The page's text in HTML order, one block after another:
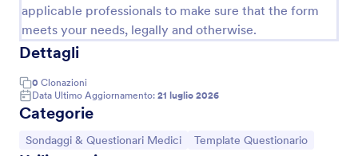
applicable professionals to make sure that the form
meets your needs, legally and otherwise.
Dettagli
0 Clonazioni
Data Ultimo Aggiornamento: 21 luglio 2026
Categorie
Vai alla Categoria:
Sondaggi & Questionari Medici Vai alla Categoria:
Template Questionario
Anteprima